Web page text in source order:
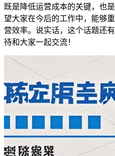
既是降低运营成本的关键，也
望大家在今后的工作中，能够
营效率。说实话，这个话题还
待和大家一起交流！